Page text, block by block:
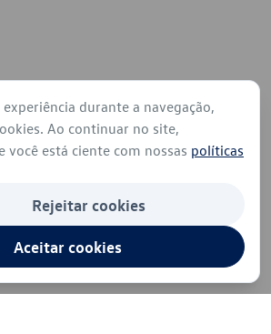
durante a navegação,
Ao continuar no site,
você está ciente com nossas políticas
Rejeitar cookies
Aceitar cookies